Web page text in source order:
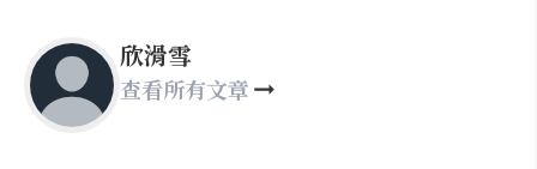
欣滑雪
查看所有文章